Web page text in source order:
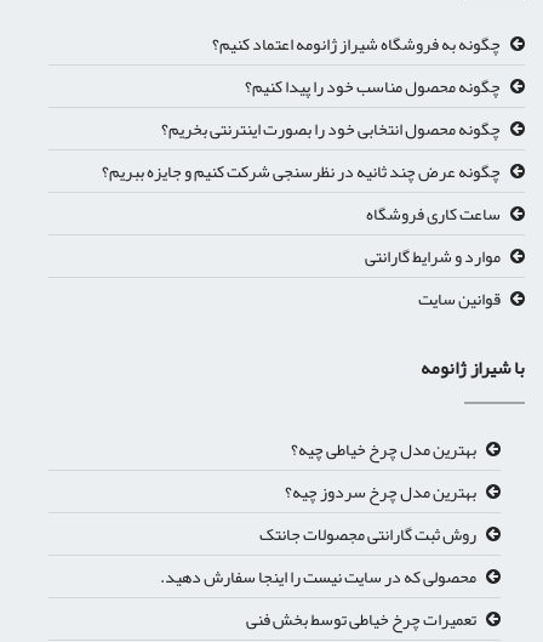
چگونه به فروشگاه شیراز ژانومه اعتماد کنیم؟
چگونه محصول مناسب خود را پیدا کنیم؟
چگونه محصول انتخابی خود را بصورت اینترنتی بخریم؟
چگونه عرض چند ثانیه در نظرسنجی شرکت کنیم و جایزه ببریم؟
ساعت کاری فروشگاه
موارد و شرایط گارانتی
قوانین سایت
با شیراز ژانومه
بهترین مدل چرخ خیاطی چیه؟
بهترین مدل چرخ سردوز چیه؟
روش ثبت گارانتی مجصولات جانتک
محصولی که در سایت نیست را اینجا سفارش دهید.
تعمیرات چرخ خیاطی توسط بخش فنی